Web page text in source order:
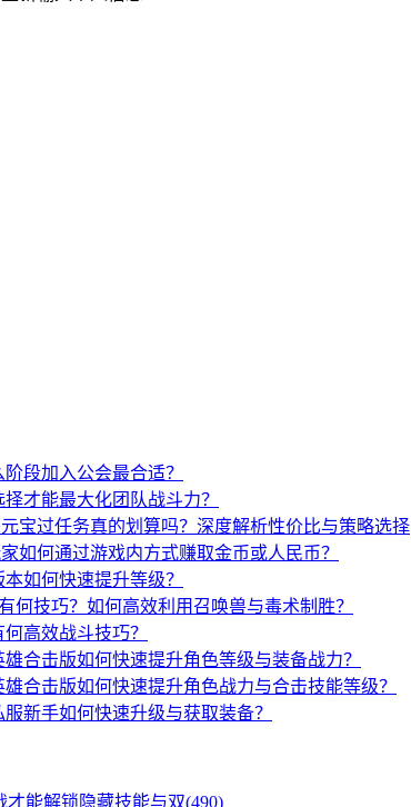
段加入公会最合适？
才能最大化团队战斗力？
宝过任务真的划算吗？深度解析性价比与策略选择
如何通过游戏内方式赚取金币或人民币？
如何快速提升等级？
何技巧？如何高效利用召唤兽与毒术制胜？
高效战斗技巧？
雄合击版如何快速提升角色等级与装备战力？
雄合击版如何快速提升角色战力与合击技能等级？
新手如何快速升级与获取装备？
能解锁隐藏技能与双(490)